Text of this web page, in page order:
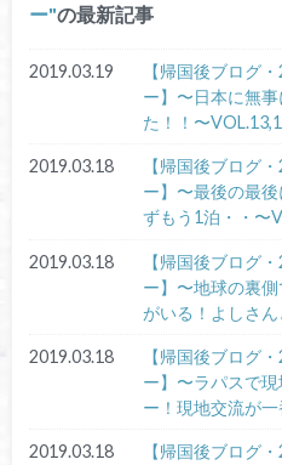
ー の最新記事
2019.03.19
【帰国後ブログ
ー】〜日本に無
た！！〜
2019.03.18
【帰国後ブログ
ー】〜最後の最
ずもう1泊・・〜
2019.03.18
【帰国後ブログ
ー】〜地球の裏
がいる！よしさ
2019.03.18
【帰国後ブログ
ー】〜ラパスで
ー！現地交流が
2019.03.18
【帰国後ブログ